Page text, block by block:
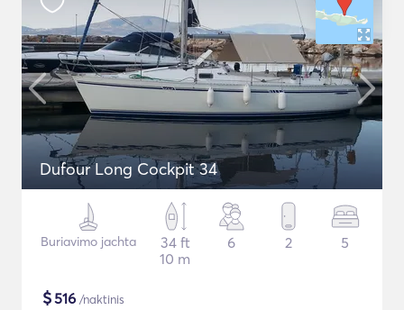
Dufour Long Cockpit 34
Buriavimo jachta
34 ft
10 m
6 2 5
$516 /naktinis